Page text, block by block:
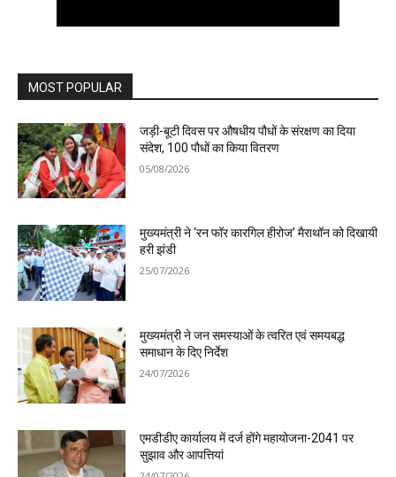
MOST POPULAR
जड़ी-बूटी दिवस पर औषधीय पौधों के संरक्षण का दिया
संदेश, 100 पौधों का किया वितरण
05/08/2026
मुख्यमंत्री ने ‘रन फॉर कारगिल हीरोज’ मैराथॉन को दिखायी
हरी झंडी
25/07/2026
मुख्यमंत्री ने जन समस्याओं के त्वरित एवं समयबद्ध
समाधान के दिए निर्देश
24/07/2026
एमडीडीए कार्यालय में दर्ज होंगे महायोजना-2041 पर
सुझाव और आपत्तियां